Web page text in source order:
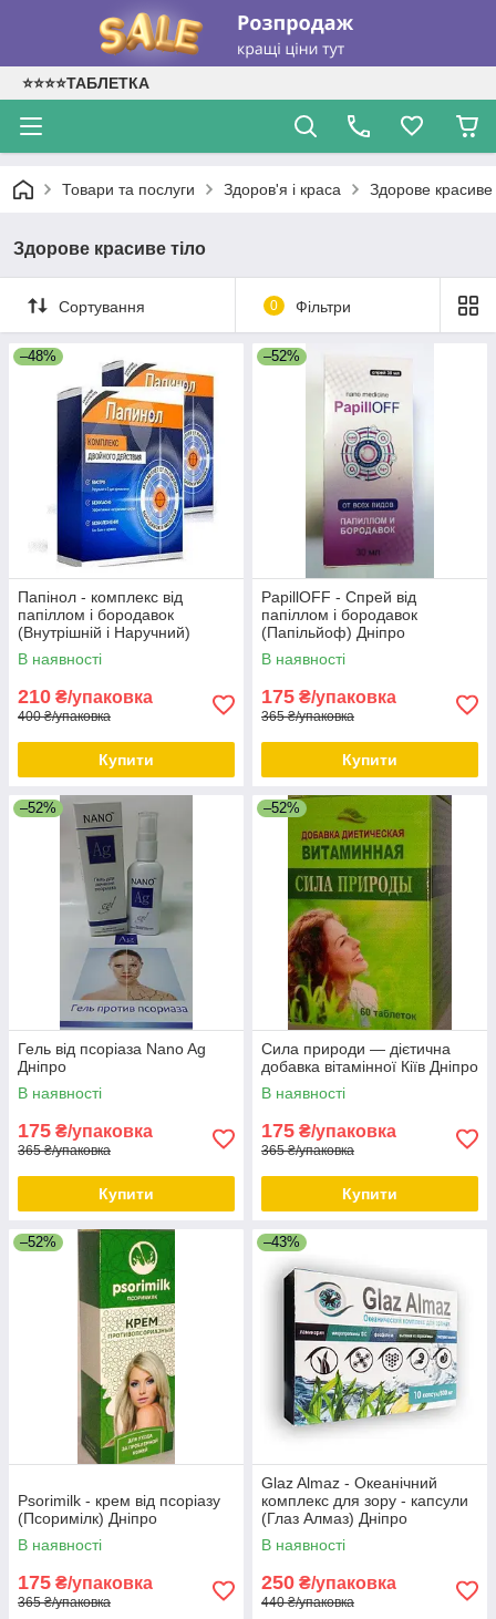
⭐⭐⭐⭐ТАБЛЕТКА
Товари та послуги Здоров'я і краса Здорове красиве
Здорове красиве тіло
Сортування 0 Фільтри
–48%
Папінол - комплекс від
папіллом і бородавок
(Внутрішній і Наручний)
Дніпро
В наявності
210 ₴/упаковка
400 ₴/упаковка
Купити
–52%
PapillOFF - Спрей від
папіллом і бородавок
(Папільйоф) Дніпро
В наявності
175 ₴/упаковка
365 ₴/упаковка
Купити
–52%
Гель від псоріаза Nano Ag
Дніпро
В наявності
175 ₴/упаковка
365 ₴/упаковка
Купити
–52%
Сила природи — дієтична
добавка вітамінної Кіїв Дніпро
В наявності
175 ₴/упаковка
365 ₴/упаковка
Купити
–52%
Psorimilk - крем від псоріазу
(Псоримілк) Дніпро
В наявності
175 ₴/упаковка
365 ₴/упаковка
–43%
Glaz Almaz - Океанічний
комплекс для зору - капсули
(Глаз Алмаз) Дніпро
В наявності
250 ₴/упаковка
440 ₴/упаковка